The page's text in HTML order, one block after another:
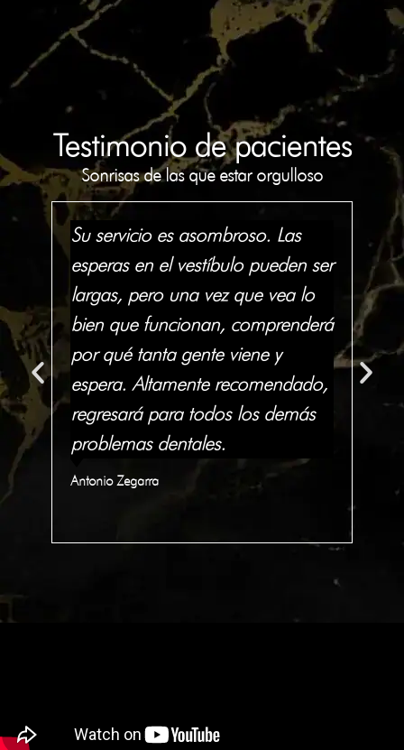
Testimonio de pacientes
Sonrisas de las que estar orgulloso
Su servicio es asombroso. Las
esperas en el vestíbulo pueden ser
largas, pero una vez que vea lo
bien que funcionan, comprenderá
por qué tanta gente viene y
espera. Altamente recomendado,
regresará para todos los demás
problemas dentales.
Antonio Zegarra